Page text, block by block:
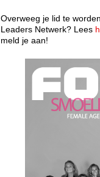
Overweeg je lid te
Leaders Netwerk? Lees
meld je aan!